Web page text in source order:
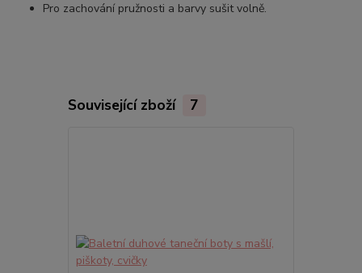
Pro zachování pružnosti a barvy sušit volně.
Související zboží 7